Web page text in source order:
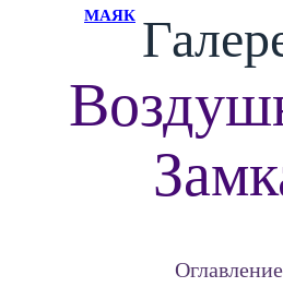
МАЯК
Оглавление